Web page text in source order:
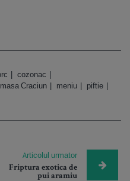
cozonac
masa Craciun meniu
piftie
Articolul urmator
Friptura exotica de
pui aramiu